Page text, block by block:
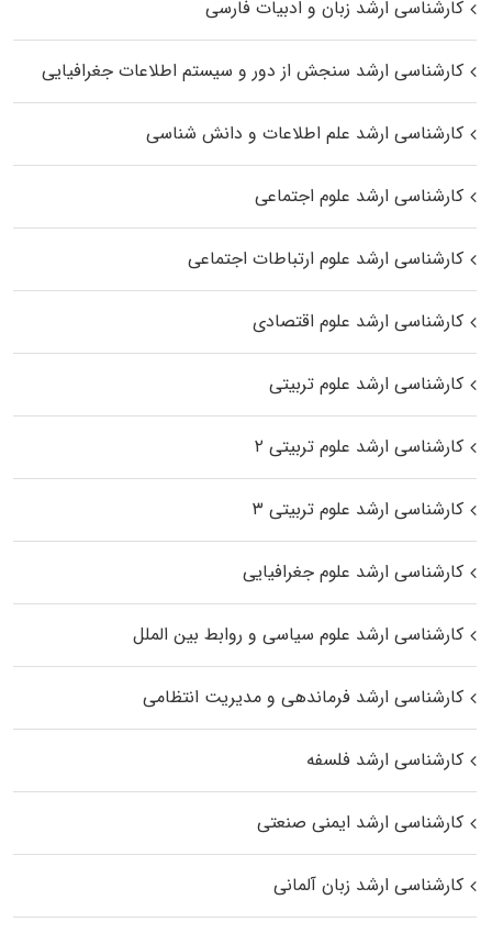
کارشناسی ارشد زبان و ادبیات فارسی
کارشناسی ارشد سنجش از دور و سیستم اطلاعات جغرافیایی
کارشناسی ارشد علم اطلاعات و دانش شناسی
کارشناسی ارشد علوم اجتماعی
کارشناسی ارشد علوم ارتباطات اجتماعی
کارشناسی ارشد علوم اقتصادی
کارشناسی ارشد علوم تربیتی
کارشناسی ارشد علوم تربیتی ۲
کارشناسی ارشد علوم تربیتی ۳
کارشناسی ارشد علوم جغرافیایی
کارشناسی ارشد علوم سیاسی و روابط بین الملل
کارشناسی ارشد فرماندهی و مدیریت انتظامی
کارشناسی ارشد فلسفه
کارشناسی ارشد ایمنی صنعتی
کارشناسی ارشد زبان آلمانی